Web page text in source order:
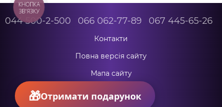
044 500-2-500 066 062-77-89 067 445-65-26
Контакти
Повна версія сайту
Мапа сайту
КНОПКА
ЗВ'ЯЗКУ
Отримати подарунок